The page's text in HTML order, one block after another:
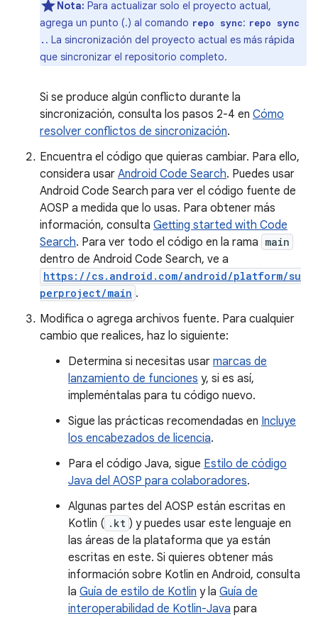
Nota: Para actualizar solo el proyecto actual,
agrega un punto (.) al comando repo sync: repo sync
. . La sincronización del proyecto actual es más rápida
que sincronizar el repositorio completo.
Si se produce algún conflicto durante la
sincronización, consulta los pasos 2-4 en Cómo
resolver conflictos de sincronización.
Encuentra el código que quieras cambiar. Para ello,
considera usar Android Code Search. Puedes usar
Android Code Search para ver el código fuente de
AOSP a medida que lo usas. Para obtener más
información, consulta Getting started with Code
Search. Para ver todo el código en la rama main
dentro de Android Code Search, ve a
https://cs.android.com/android/platform/su
perproject/main .
Modifica o agrega archivos fuente. Para cualquier
cambio que realices, haz lo siguiente:
Determina si necesitas usar marcas de
lanzamiento de funciones y, si es así,
impleméntalas para tu código nuevo.
Sigue las prácticas recomendadas en Incluye
los encabezados de licencia.
Para el código Java, sigue Estilo de código
Java del AOSP para colaboradores.
Algunas partes del AOSP están escritas en
Kotlin ( .kt ) y puedes usar este lenguaje en
las áreas de la plataforma que ya están
escritas en este. Si quieres obtener más
información sobre Kotlin en Android, consulta
la Guía de estilo de Kotlin y la Guía de
interoperabilidad de Kotlin-Java para